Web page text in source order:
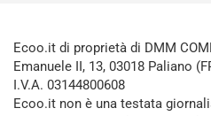
Ecoo.it di proprietà di DMM
Emanuele II, 13, 03018 Paliano
I.V.A. 03144800608
Ecoo.it non è una testata